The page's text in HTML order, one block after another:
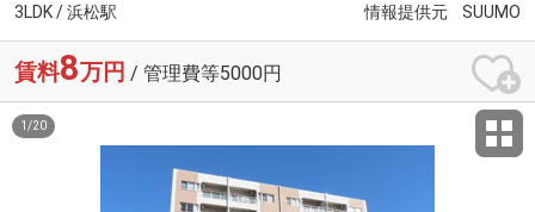
3LDK / 浜松駅 情報提供元 SUUMO
賃料8万円 / 管理費等5000円
1 /20